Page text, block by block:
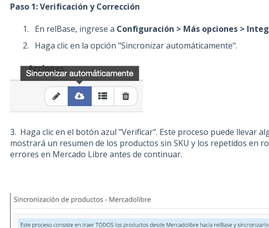
Paso 1: Verificación y Corrección
En relBase, ingrese a Configuración > Más opciones >
Haga clic en la opción "Sincronizar automáticamente".
3. Haga clic en el botón azul "Verificar". Este proceso puede llevar
mostrará un resumen de los productos sin SKU y los repetidos en
errores en Mercado Libre antes de continuar.